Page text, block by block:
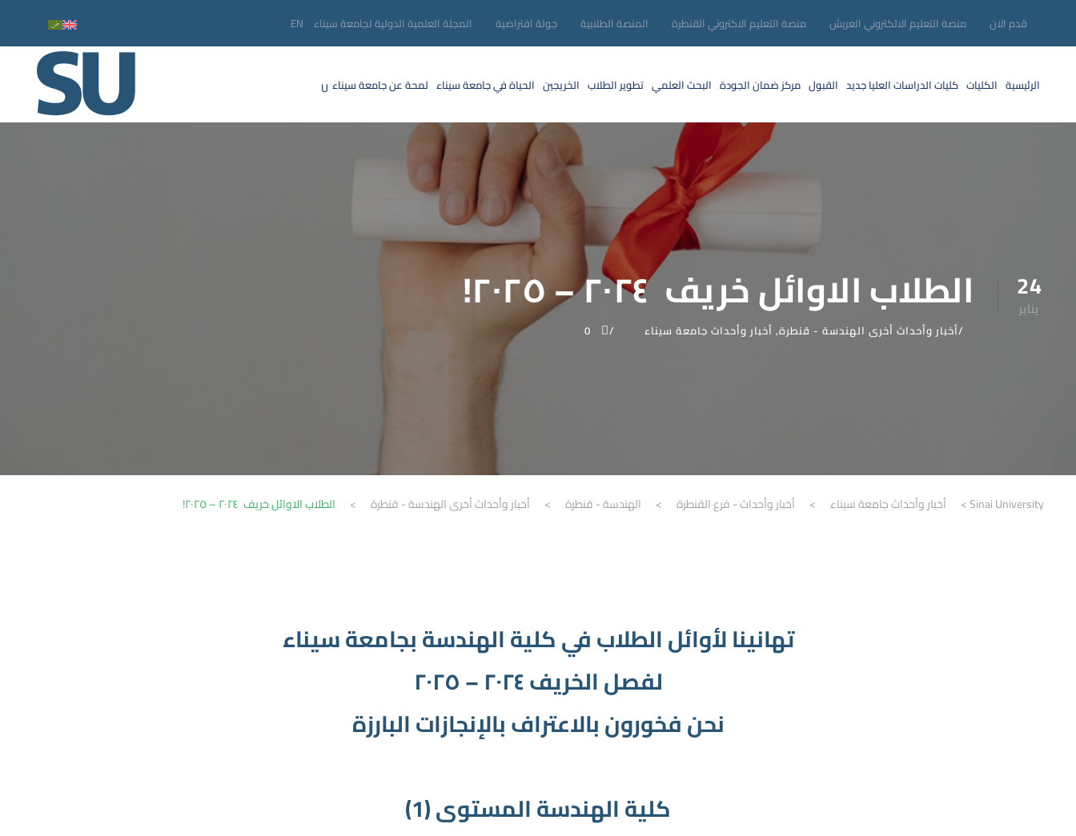
قدم الان منصة التعليم الالكتروني العريش منصة التعليم الاكتروني القنطرة المنصة الطلابية جولة افتراضية المجلة العلمية الدولية لجامعة سيناء EN
الرئيسية الكليات كليات الدراسات العلياجديد القبول مركز ضمان الجودة البحث العلمي تطوير الطلاب الخريجين الحياة في جامعة سيناء لمحة عن جامعة سيناء
24
يناير الطلاب الاوائل خريف ٢٠٢٤ – ٢٠٢٥!
أخبار وأحداث أخرى الهندسة - قنطرة, أخبار وأحداث جامعة سيناء 0
Sinai University
> أخبار وأحداث جامعة سيناء > أخبار وأحداث - فرع القنطرة > الهندسة - قنطرة > أخبار وأحداث أخرى الهندسة - قنطرة > الطلاب الاوائل خريف ٢٠٢٤ – ٢٠٢٥!
تهانينا لأوائل الطلاب في كلية الهندسة بجامعة سيناء
لفصل الخريف ٢٠٢٤ – ٢٠٢٥
نحن فخورون بالاعتراف بالإنجازات البارزة
كلية الهندسة المستوى (1)